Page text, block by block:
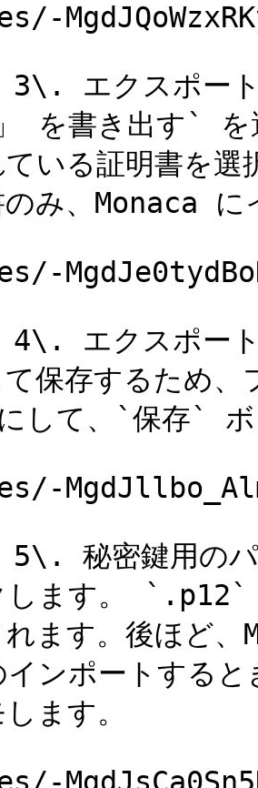
エクスポート
を書き出す` を
いる証明書を
のみ、Monaca に
エクスポート
保存するため
て、`保存` ボ
秘密鍵用のパ
します。 `.p12`
れます。後ほど
インポートする
ます。